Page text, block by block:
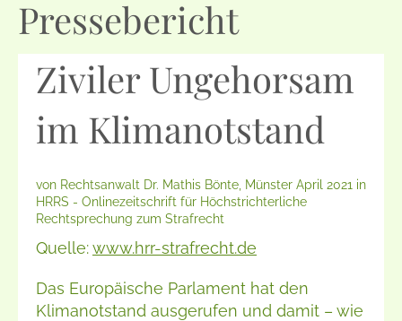
Pressebericht
Ziviler Ungehorsam
im Klimanotstand
von Rechtsanwalt Dr. Mathis Bönte, Münster April 2021 in
HRRS - Onlinezeitschrift für Höchstrichterliche
Rechtsprechung zum Strafrecht
Quelle:www.hrr-strafrecht.de
Das Europäische Parlament hat den
Klimanotstand ausgerufen und damit – wie